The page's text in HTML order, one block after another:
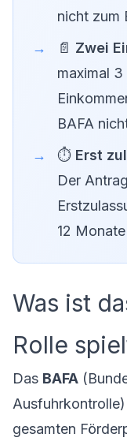
nicht zum
📄 Zwei
maximal
BAFA
⏱️ Erst
Der
12
Was ist
Rolle
Das BAFA
gesamten